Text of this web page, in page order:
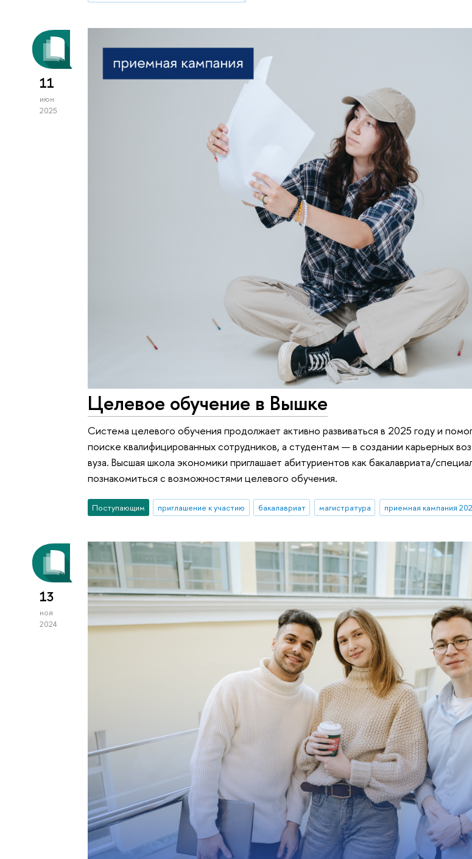
11
июн
2025
Целевое обучение в Вышке
Система целевого обучения продолжает активно развиваться в 2025 году и
поиске квалифицированных сотрудников, а студентам — в создании карьерных
вуза. Высшая школа экономики приглашает абитуриентов как бакалавриата/
познакомиться с возможностями целевого обучения.
Поступающим приглашение к участию бакалавриат магистратура приемная кампания
13
ноя
2024